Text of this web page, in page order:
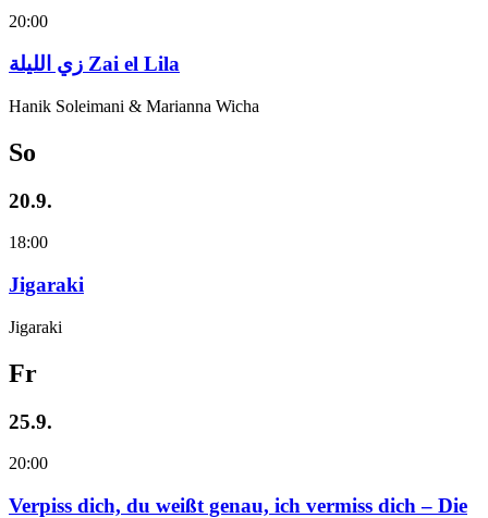
20:00
زي‌ اللیلة Zai el Lila
Hanik Soleimani & Marianna Wicha
So
20.9.
18:00
Jigaraki
Jigaraki
Fr
25.9.
20:00
Verpiss dich, du weißt genau, ich vermiss dich – Die